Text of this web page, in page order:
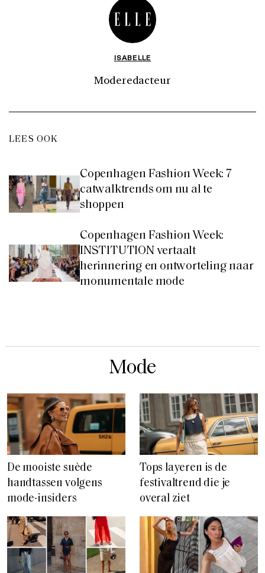
ISABELLE
Moderedacteur
LEES OOK
Copenhagen Fashion Week: 7
catwalktrends om nu al te
shoppen
Copenhagen Fashion Week:
INSTITUTION vertaalt
herinnering en ontworteling naar
monumentale mode
Mode
De mooiste suède
handtassen volgens
mode-insiders
Tops layeren is de
festivaltrend die je
overal ziet